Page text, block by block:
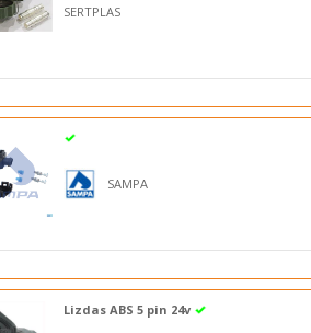
SERTPLAS
SAMPA
Lizdas ABS 5 pin 24v